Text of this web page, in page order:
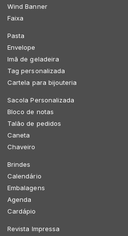
Wind Banner
Faixa
Pasta
Envelope
Imã de geladeira
Tag personalizada
Cartela para bijouteria
Sacola Personalizada
Bloco de notas
Talão de pedidos
Caneta
Chaveiro
Brindes
Calendário
Embalagens
Agenda
Cardápio
Revista Impressa